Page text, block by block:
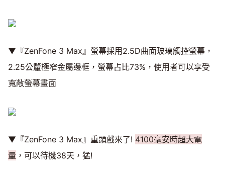
▼『ZenFone 3 Max』螢幕採用2.5D曲面玻璃觸控螢幕，
2.25公釐極窄金屬邊框，螢幕占比73%，使用者可以享受
寬敞螢幕畫面
▼『ZenFone 3 Max』重頭戲來了! 4100毫安時超大電
量 ，可以待機38天，猛!